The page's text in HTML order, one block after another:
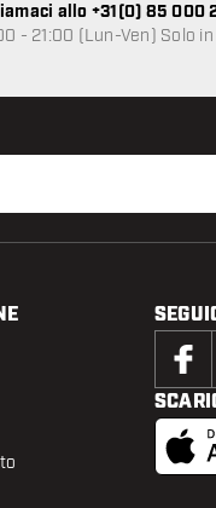
allo +31(0) 85 000
- 21:00 (Lun-Ven) Solo